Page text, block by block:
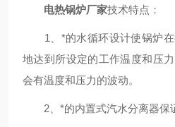
电热锅炉厂家技术特点：
1、*的水循环设计使锅炉在
地达到所设定的工作温度和压
会有温度和压力的波动。
2、*的内置式汽水分离器保证